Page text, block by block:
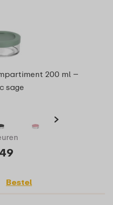
200 ml –
sage
Bestel